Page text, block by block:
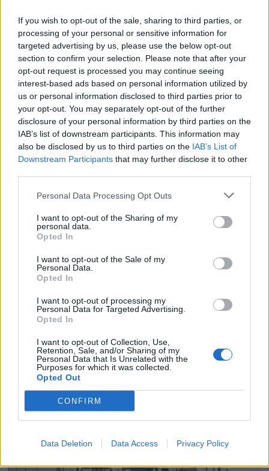
If you wish to opt-out of the sale, sharing to third parties, or
processing of your personal or sensitive information for
targeted advertising by us, please use the below opt-out
section to confirm your selection. Please note that after your
opt-out request is processed you may continue seeing
interest-based ads based on personal information utilized by
us or personal information disclosed to third parties prior to
your opt-out. You may separately opt-out of the further
disclosure of your personal information by third parties on the
IAB’s list of downstream participants. This information may
also be disclosed by us to third parties on the IAB’s List of
Downstream Participants that may further disclose it to other
Personal Data Processing Opt Outs
I want to opt-out of the Sharing of my
personal data.
Opted In
I want to opt-out of the Sale of my
Personal Data.
Opted In
I want to opt-out of processing my
Personal Data for Targeted Advertising.
Opted In
I want to opt-out of Collection, Use,
Retention, Sale, and/or Sharing of my
Personal Data that Is Unrelated with the
Purposes for which it was collected.
Opted Out
CONFIRM
Data Deletion Data Access Privacy Policy
Satser på privat båtutleie
i Sverige
Tjener gode penger på
båten i sommer